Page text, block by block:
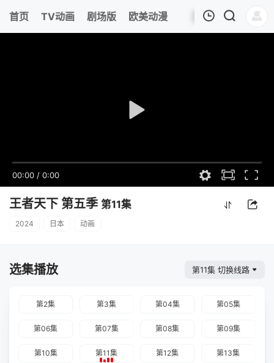
首页 TV动画 剧场版 欧美动漫
00:00 / 0:00
王者天下 第五季 第11集
2024 日本 动画
选集播放 第11集 切换线路
第2集 第3集 第04集 第05集
第06集 第07集 第08集 第09集
第10集 第11集 第12集 第13集